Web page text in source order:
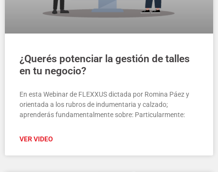
¿Querés potenciar la gestión de talles
en tu negocio?
En esta Webinar de FLEXXUS dictada por Romina Páez y
orientada a los rubros de indumentaria y calzado;
aprenderás fundamentalmente sobre: Particularmente:
VER VIDEO